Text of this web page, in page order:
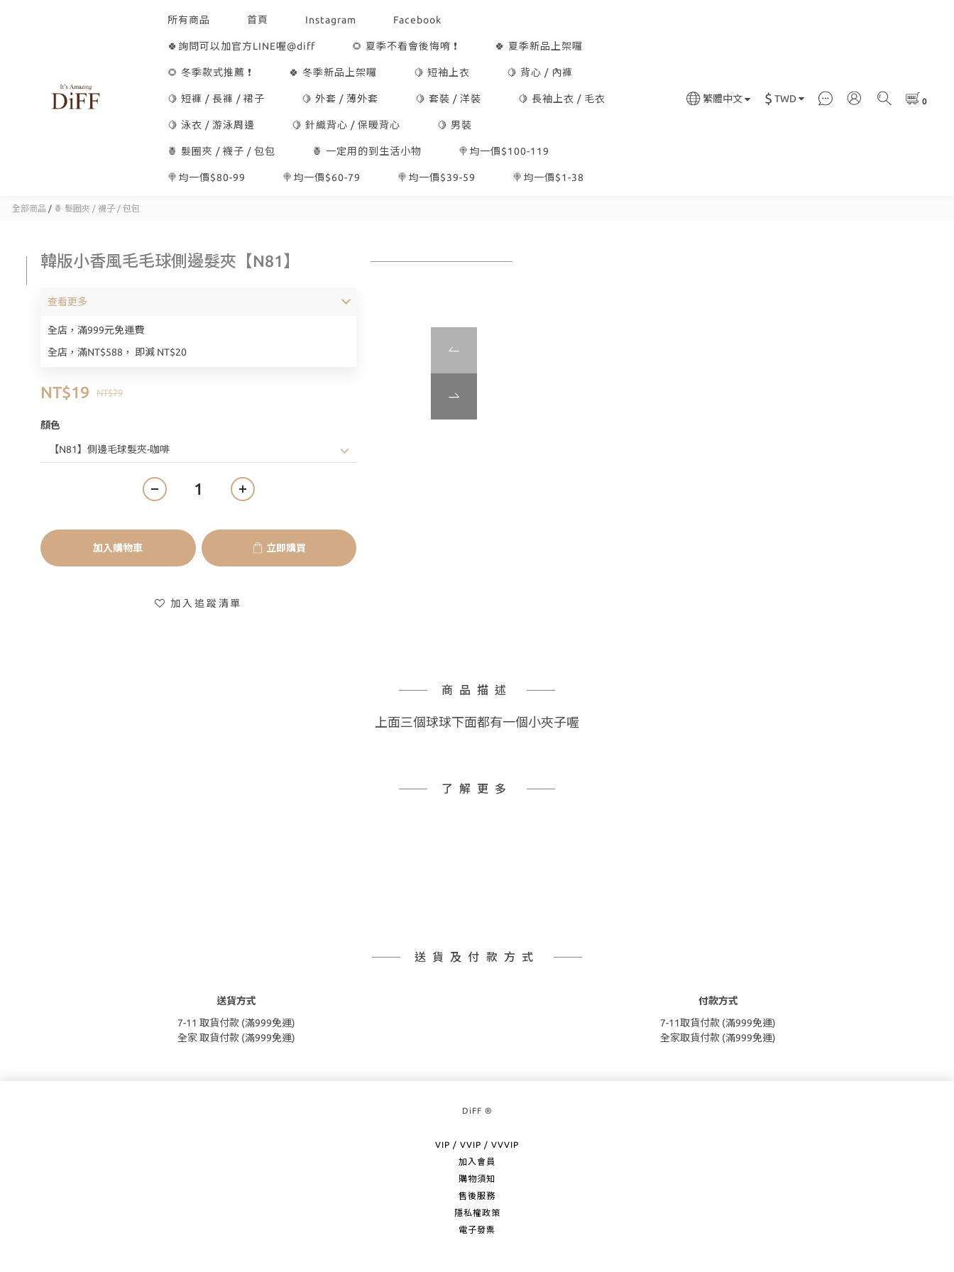
所有商品 首頁 Instagram Facebook
🍀詢問可以加官方LINE喔@diff 🌻 夏季不看會後悔唷 ❗ 🍀 夏季新品上架囉
🌻 冬季款式推薦 ❗ 🍀 冬季新品上架囉 🍋 短袖上衣 🍋 背心 / 內褲
🍋 短褲 / 長褲 / 裙子 🍋 外套 / 薄外套 🍋 套裝 / 洋裝 🍋 長袖上衣 / 毛衣
🍋 泳衣 / 游泳周邊 🍋 針織背心 / 保暖背心 🍋 男裝
🍍 髮圈夾 / 襪子 / 包包 🍍 一定用的到生活小物 🍭均一價$100-119
🍭均一價$80-99 🍭均一價$60-79 🍭均一價$39-59 🍭均一價$1-38
繁體中文 $ TWD
全部商品 / 🍍 髮圈夾 / 襪子 / 包包
韓版小香風毛毛球側邊髮夾【N81】
全店，滿999元免運費
全店，滿NT$588， 即減 NT$20
查看更多
NT$79
NT$19
顏色
加入購物車 立即購買
加入追蹤清單
商品描述
上面三個球球下面都有一個小夾子喔
了解更多
送貨及付款方式
送貨方式
7-11 取貨付款 (滿999免運)
全家 取貨付款 (滿999免運)
付款方式
7-11取貨付款 (滿999免運)
全家取貨付款 (滿999免運)
DiFF ®
VIP / VVIP / VVVIP
加入會員
購物須知
售後服務
隱私權政策
電子發票